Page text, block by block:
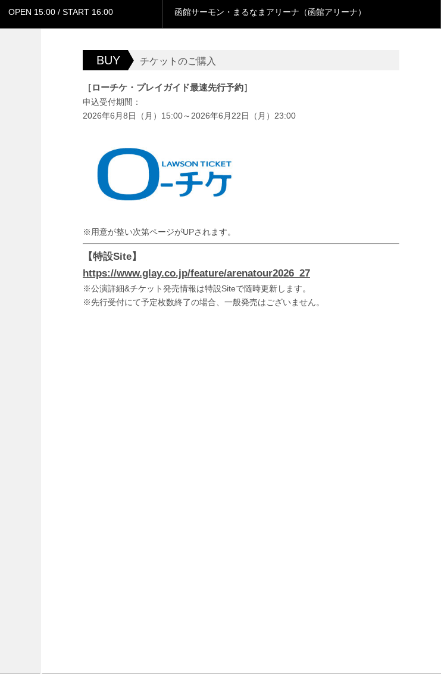
OPEN 15:00 / START 16:00 函館サーモン・まるなまアリーナ（函館アリーナ）
BUY チケットのご購入
［ローチケ・プレイガイド最速先行予約］
申込受付期間：
2026年6月8日（月）15:00～2026年6月22日（月）23:00
※用意が整い次第ページがUPされます。
【特設Site】
https://www.glay.co.jp/feature/arenatour2026_27
※公演詳細&チケット発売情報は特設Siteで随時更新します。
※先行受付にて予定枚数終了の場合、一般発売はございません。